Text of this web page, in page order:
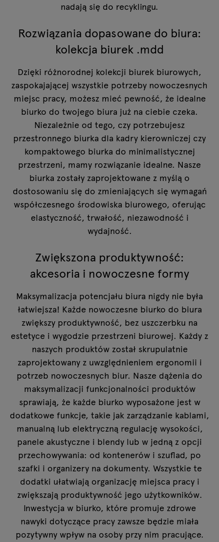
nadają się do recyklingu.
Rozwiązania dopasowane do biura:
kolekcja biurek .mdd
Dzięki różnorodnej kolekcji biurek biurowych,
zaspokajającej wszystkie potrzeby nowoczesnych
miejsc pracy, możesz mieć pewność, że idealne
biurko do twojego biura już na ciebie czeka.
Niezależnie od tego, czy potrzebujesz
przestronnego biurka dla kadry kierowniczej czy
kompaktowego biurka do minimalistycznej
przestrzeni, mamy rozwiązanie idealne. Nasze
biurka zostały zaprojektowane z myślą o
dostosowaniu się do zmieniających się wymagań
współczesnego środowiska biurowego, oferując
elastyczność, trwałość, niezawodność i
wydajność.
Zwiększona produktywność:
akcesoria i nowoczesne formy
Maksymalizacja potencjału biura nigdy nie była
łatwiejsza! Każde nowoczesne biurko do biura
zwiększy produktywność, bez uszczerbku na
estetyce i wygodzie przestrzeni biurowej. Każdy z
naszych produktów został skrupulatnie
zaprojektowany z uwzględnieniem ergonomii i
potrzeb nowoczesnych biur. Nasze dążenia do
maksymalizacji funkcjonalności produktów
sprawiają, że każde biurko wyposażone jest w
dodatkowe funkcje, takie jak zarządzanie kablami,
manualną lub elektryczną regulację wysokości,
panele akustyczne i blendy lub w jedną z opcji
przechowywania: od kontenerów i szuflad, po
szafki i organizery na dokumenty. Wszystkie te
dodatki ułatwiają organizację miejsca pracy i
zwiększają produktywność jego użytkowników.
Inwestycja w biurko, które promuje zdrowe
nawyki dotyczące pracy zawsze będzie miała
pozytywny wpływ na osoby przy nim pracujące.